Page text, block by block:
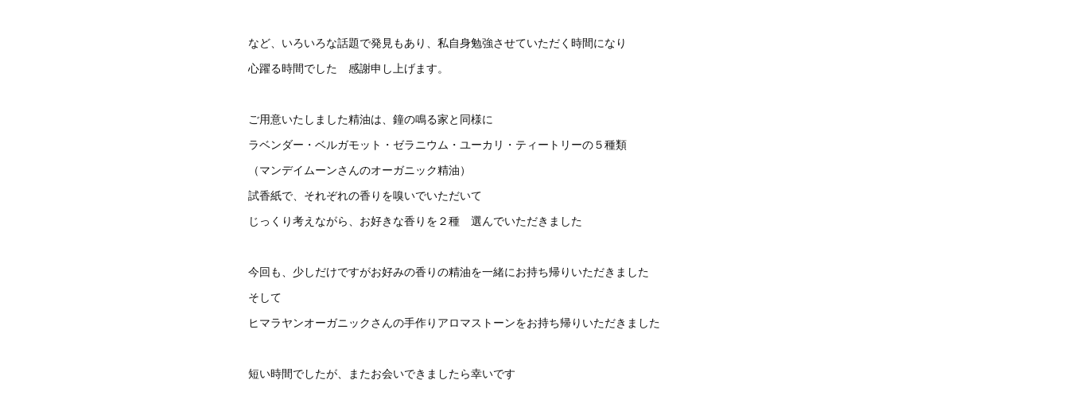
など、いろいろな話題で発見もあり、私自身勉強させていただく時間になり
心躍る時間でした 感謝申し上げます。
ご用意いたしました精油は、鐘の鳴る家と同様に
ラベンダー・ベルガモット・ゼラニウム・ユーカリ・ティートリーの５種類
（マンデイムーンさんのオーガニック精油）
試香紙で、それぞれの香りを嗅いでいただいて
じっくり考えながら、お好きな香りを２種 選んでいただきました
今回も、少しだけですがお好みの香りの精油を一緒にお持ち帰りいただきました
そして
ヒマラヤンオーガニックさんの手作りアロマストーンをお持ち帰りいただきました
短い時間でしたが、またお会いできましたら幸いです